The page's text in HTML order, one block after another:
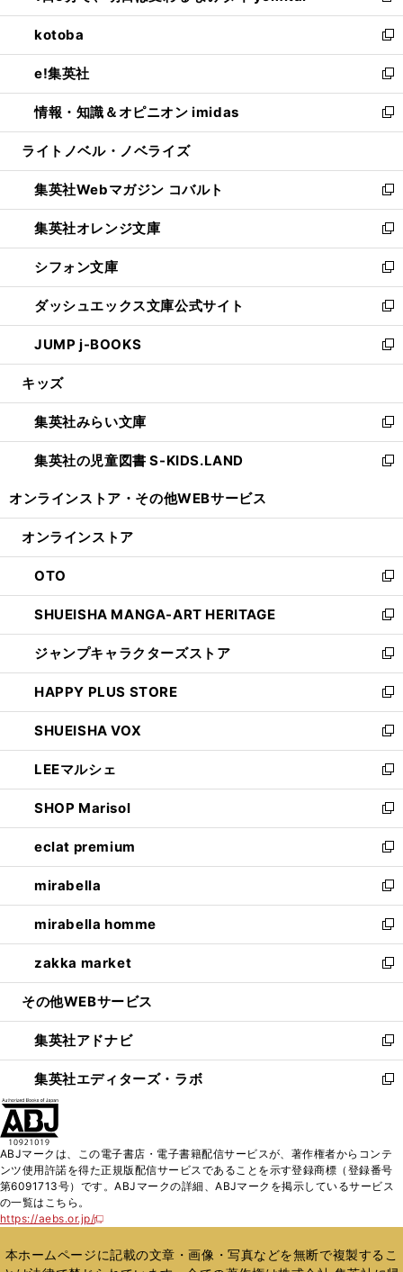
開
く
ウ
で
開
く
ン
ド
ウ
で
開
く
ウ
ィ
ン
ド
ウ
で
開
し
い
ウ
ィ
ン
ド
ウ
開
く
kotoba
新
し
い
ウ
ィ
ン
ウ
で
開
く
e!集英社
新
し
い
ウ
ン
ド
ウ
で
開
く
情報・知識＆オピニオン imidas
新
し
ウ
ィ
ン
ド
ウ
で
開
く
ライトノベル・ノベライズ
集英社Webマガジン コバルト
新
し
い
ウ
ィ
ン
ド
ウ
で
開
集英社オレンジ文庫
新
し
い
ウ
ィ
ン
ド
ウ
開
く
シフォン文庫
新
し
い
ウ
ィ
ン
ウ
で
開
く
ダッシュエックス文庫公式サイト
新
し
い
ウ
ン
ド
ウ
で
JUMP j-BOOKS
新
し
ウ
ィ
ン
ド
開
キッズ
集英社みらい文庫
新
し
い
ン
ウ
で
開
く
集英社の児童図書 S-KIDS.LAND
新
ウ
ン
ド
ウ
で
開
く
オンラインストア・ その他WEBサービス
オンラインストア
OTO
新
し
い
ウ
ィ
ン
ド
ウ
で
開
く
SHUEISHA MANGA-ART HERITAGE
新
し
い
ウ
ィ
ン
ド
ウ
で
開
く
ジャンプキャラクターズストア
新
し
い
ウ
ィ
ン
ド
ウ
で
開
く
HAPPY PLUS STORE
新
し
い
ウ
ィ
ン
ド
ウ
で
開
く
SHUEISHA VOX
新
し
い
ウ
ィ
ン
ド
ウ
で
開
く
LEEマルシェ
新
し
い
ウ
ィ
ン
ド
ウ
で
開
く
SHOP Marisol
新
し
い
ウ
ィ
ン
ド
ウ
で
開
eclat premium
新
し
い
ウ
ィ
ン
ド
ウ
開
く
mirabella
新
し
い
ウ
ィ
ン
ウ
で
開
く
mirabella homme
新
し
い
ウ
ン
ド
ウ
で
zakka market
新
し
ウ
ィ
ン
ド
く
その他WEBサービス
集英社アドナビ
新
し
い
ド
ウ
で
集英社エディターズ・ラボ
新
ィ
ン
ド
開
ABJマークは、この電子書店・電子書籍配信サービスが、著作権者からコンテ
ンツ使用許諾を得た正規版配信サービスであることを示す登録商標（登録番号
第6091713号）です。ABJマークの詳細、ABJマークを掲示しているサービス
の一覧はこちら。
https://aebs.or.jp/
新
い
ウ
本ホームページに記載の文章・画像・写真などを無断で複製するこ